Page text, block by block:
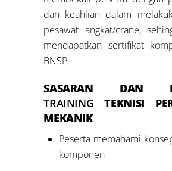
dan keahlian dalam
pesawat angkat/crane,
mendapatkan sertifikat
BNSP.
SASARAN DAN
TRAININGTEKNISI
MEKANIK
Peserta memahami
komponen